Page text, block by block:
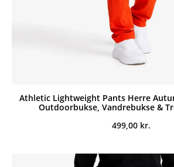
Athletic Lightweight Pants Herre
Outdoorbukse, Vandrebukse &
499,00 kr.